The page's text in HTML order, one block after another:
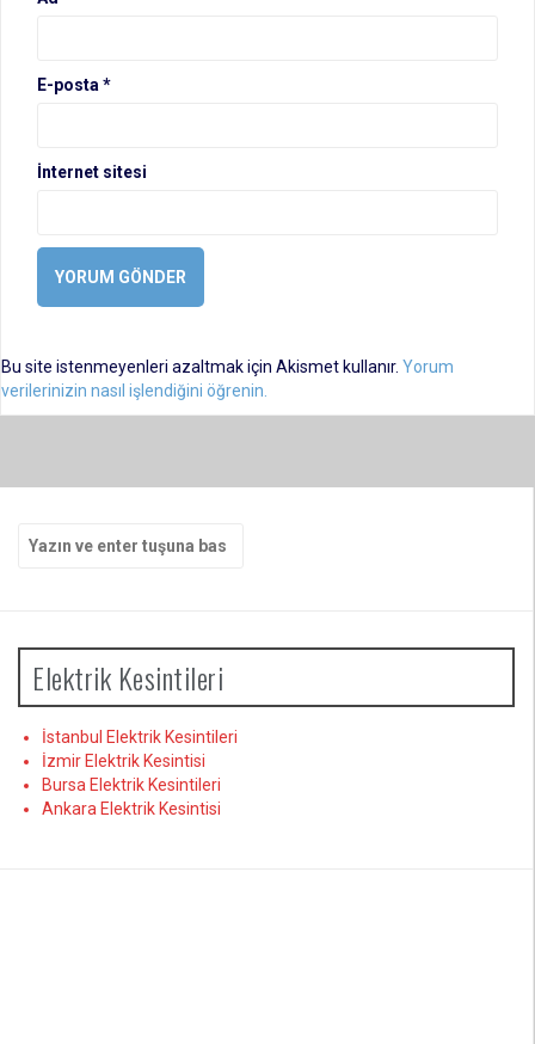
E-posta *
İnternet sitesi
Bu site istenmeyenleri azaltmak için Akismet kullanır. Yorum
verilerinizin nasıl işlendiğini öğrenin.
yap:
Elektrik Kesintileri
İstanbul Elektrik Kesintileri
İzmir Elektrik Kesintisi
Bursa Elektrik Kesintileri
Ankara Elektrik Kesintisi